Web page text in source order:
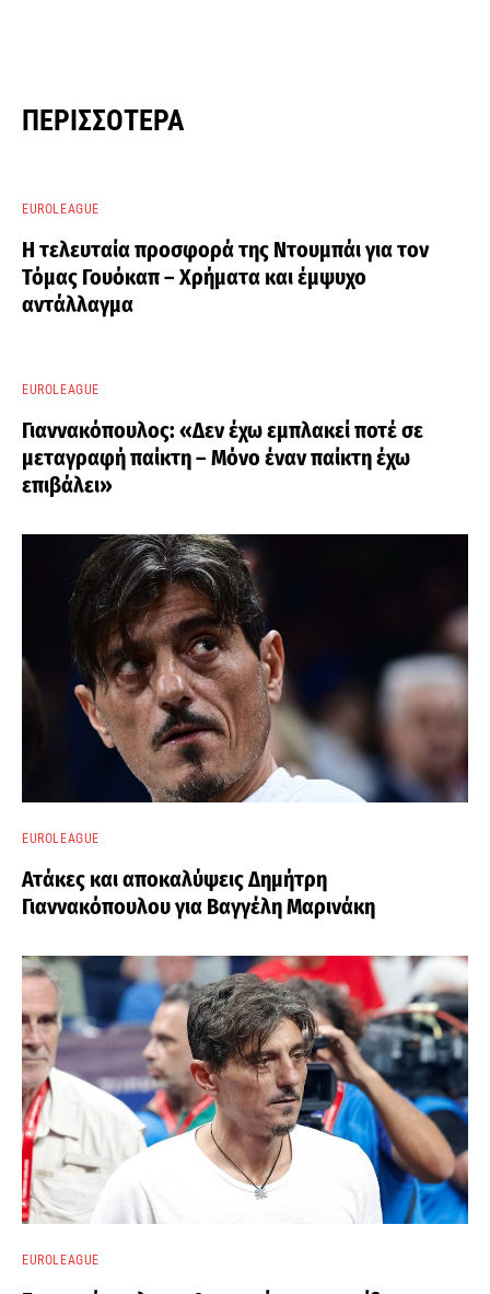
ΠΕΡΙΣΣΌΤΕΡΑ
EUROLEAGUE
Η τελευταία προσφορά της Ντουμπάι για τον
Τόμας Γουόκαπ – Χρήματα και έμψυχο
αντάλλαγμα
EUROLEAGUE
Γιαννακόπουλος: «Δεν έχω εμπλακεί ποτέ σε
μεταγραφή παίκτη – Μόνο έναν παίκτη έχω
επιβάλει»
EUROLEAGUE
Ατάκες και αποκαλύψεις Δημήτρη
Γιαννακόπουλου για Βαγγέλη Μαρινάκη
EUROLEAGUE